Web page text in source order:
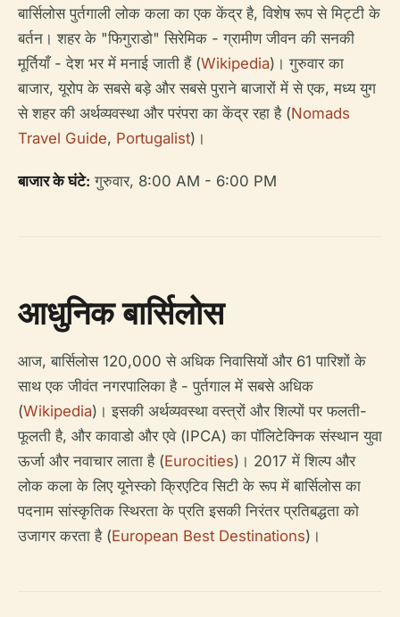
बार्सिलोस पुर्तगाली लोक कला का एक केंद्र है, विशेष रूप से मिट्टी के
बर्तन। शहर के "फिगुराडो" सिरेमिक - ग्रामीण जीवन की सनकी
मूर्तियाँ - देश भर में मनाई जाती हैं (Wikipedia)। गुरुवार का
बाजार, यूरोप के सबसे बड़े और सबसे पुराने बाजारों में से एक, मध्य युग
से शहर की अर्थव्यवस्था और परंपरा का केंद्र रहा है (Nomads
Travel Guide, Portugalist)।
बाजार के घंटे: गुरुवार, 8:00 AM - 6:00 PM
आधुनिक बार्सिलोस
आज, बार्सिलोस 120,000 से अधिक निवासियों और 61 पारिशों के
साथ एक जीवंत नगरपालिका है - पुर्तगाल में सबसे अधिक
(Wikipedia)। इसकी अर्थव्यवस्था वस्त्रों और शिल्पों पर फलती-
फूलती है, और कावाडो और एवे (IPCA) का पॉलिटेक्निक संस्थान युवा
ऊर्जा और नवाचार लाता है (Eurocities)। 2017 में शिल्प और
लोक कला के लिए यूनेस्को क्रिएटिव सिटी के रूप में बार्सिलोस का
पदनाम सांस्कृतिक स्थिरता के प्रति इसकी निरंतर प्रतिबद्धता को
उजागर करता है (European Best Destinations)।